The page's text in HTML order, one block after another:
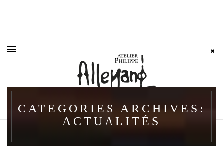
CATEGORIES ARCHIVES:
ACTUALITÉS